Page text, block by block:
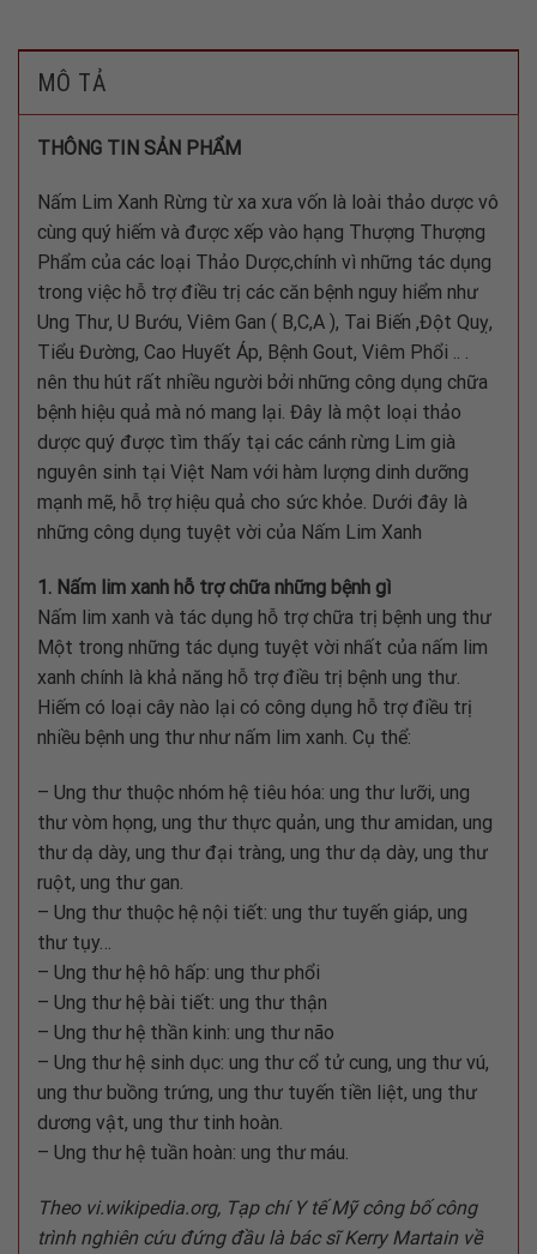
MÔ TẢ
THÔNG TIN SẢN PHẨM
Nấm Lim Xanh Rừng từ xa xưa vốn là loài thảo dược vô
cùng quý hiếm và được xếp vào hạng Thượng Thượng
Phẩm của các loại Thảo Dược,chính vì những tác dụng
trong việc hỗ trợ điều trị các căn bệnh nguy hiểm như
Ung Thư, U Bướu, Viêm Gan ( B,C,A ), Tai Biến ,Đột Quỵ,
Tiểu Đường, Cao Huyết Áp, Bệnh Gout, Viêm Phổi .. .
nên thu hút rất nhiều người bởi những công dụng chữa
bệnh hiệu quả mà nó mang lại. Đây là một loại thảo
dược quý được tìm thấy tại các cánh rừng Lim già
nguyên sinh tại Việt Nam với hàm lượng dinh dưỡng
mạnh mẽ, hỗ trợ hiệu quả cho sức khỏe. Dưới đây là
những công dụng tuyệt vời của Nấm Lim Xanh
1. Nấm lim xanh hỗ trợ chữa những bệnh gì
Nấm lim xanh và tác dụng hỗ trợ chữa trị bệnh ung thư
Một trong những tác dụng tuyệt vời nhất của nấm lim
xanh chính là khả năng hỗ trợ điều trị bệnh ung thư.
Hiếm có loại cây nào lại có công dụng hỗ trợ điều trị
nhiều bệnh ung thư như nấm lim xanh. Cụ thể:
– Ung thư thuộc nhóm hệ tiêu hóa: ung thư lưỡi, ung
thư vòm họng, ung thư thực quản, ung thư amidan, ung
thư dạ dày, ung thư đại tràng, ung thư dạ dày, ung thư
ruột, ung thư gan.
– Ung thư thuộc hệ nội tiết: ung thư tuyến giáp, ung
thư tụy…
– Ung thư hệ hô hấp: ung thư phổi
– Ung thư hệ bài tiết: ung thư thận
– Ung thư hệ thần kinh: ung thư não
– Ung thư hệ sinh dục: ung thư cổ tử cung, ung thư vú,
ung thư buồng trứng, ung thư tuyến tiền liệt, ung thư
dương vật, ung thư tinh hoàn.
– Ung thư hệ tuần hoàn: ung thư máu.
Theo vi.wikipedia.org, Tạp chí Y tế Mỹ công bố công
trình nghiên cứu đứng đầu là bác sĩ Kerry Martain về